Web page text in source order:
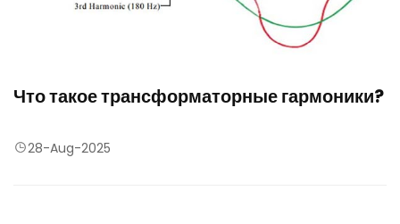
Что такое трансформаторные гармоники?
28-Aug-2025